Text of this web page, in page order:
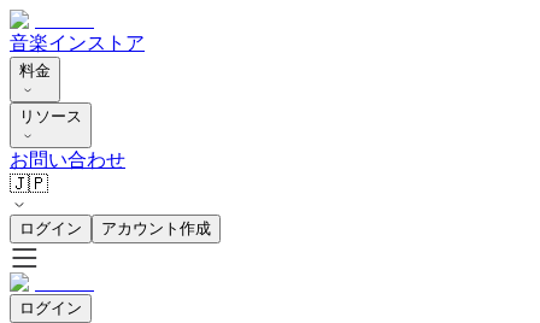
音楽インストア
料金
リソース
お問い合わせ
🇯🇵
ログイン アカウント作成
ログイン